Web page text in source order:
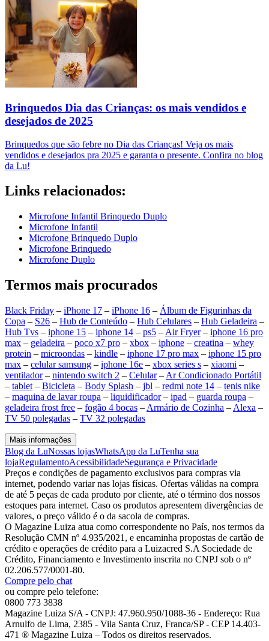
Brinquedos Dia das Crianças: os mais vendidos e
desejados de 2025
Brinquedos que são febre no Dia das Crianças! Veja os mais
vendidos e desejados pra 2025 e garanta o presente. Confira no blog
da Lu!
Links relacionados:
Microfone Infantil Brinquedo Duplo
Microfone Infantil
Microfone Brinquedo Duplo
Microfone Brinquedo
Microfone Duplo
Termos mais procurados
Black Friday – iPhone 17 – iPhone 16 – Álbum de Figurinhas da
Copa – S26 – Hub de Conteúdo – Hub Celulares – Hub Geladeira –
Hub Tvs – iphone 15 – iphone 14 – ps5 – Air Fryer– iphone 16 pro
max – geladeira – poco x7 pro – xbox – iphone – creatina – whey
protein – microondas – kindle – iphone 17 pro max – iphone 15 pro
max – celular samsung – iphone 16e – xbox series s – xiaomi –
ventilador– nintendo switch 2 – Celular– Ar Condicionado Portátil
– tablet – Bicicleta – Body Splash – jbl – redmi note 14 – tenis nike
– maquina de lavar roupa – liquidificador– ipad – guarda roupa –
geladeira frost free – fogão 4 bocas – Armário de Cozinha – Alexa –
TV 50 polegadas – TV 32 polegadas
Mais informações
Blog da LuNossas lojasWhatsApp da LuTenha sua
lojaRegulamentoAcessibilidadeSegurança e Privacidade
Preços e condições de pagamento exclusivos para compras via
internet, podendo variar nas lojas físicas. Ofertas válidas na compra
de até 5 peças de cada produto por cliente, até o término dos nossos
estoques para internet. Caso os produtos apresentem divergências de
valores, o preço válido é o da sacola de compras.
O Magazine Luiza atua como correspondente no País, nos termos da
Resolução CMN nº 4.935/2021, e encaminha propostas de cartão de
crédito e operações de crédito para a Luizacred S.A Sociedade de
Crédito, Financiamento e Investimento inscrita no CNPJ sob o nº
02.206.577/0001-80.
Compre pelo chat
ou compre pelo telefone:
0800 773 3838
Magazine Luiza S/A - CNPJ: 47.960.950/1088-36 - Endereço: Rua
Arnulfo de Lima, 2385 - Vila Santa Cruz, Franca/SP - CEP 14.403-
471 ® Magazine Luiza – Todos os direitos reservados.